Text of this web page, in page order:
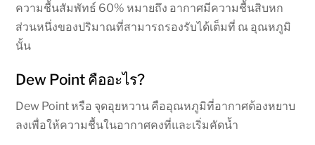
ความชื้นสัมพัทธ์ 60% หมายถึง อากาศมีความชื้นสิบหก
ส่วนหนึ่งของปริมาณที่สามารถรองรับได้เต็มที่ ณ อุณหภูมิ
นั้น
Dew Point คืออะไร?
Dew Point หรือ จุดอุยหวาน คืออุณหภูมิที่อากาศต้องหยาบ
ลงเพื่อให้ความชื้นในอากาศคงที่และเริ่มคัดน้ำ